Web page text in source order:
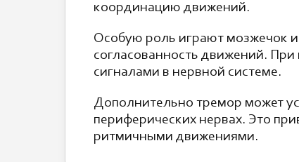
координацию движений.
Особую роль играют мозжечок и
согласованность движений.
сигналами в нервной системе.
Дополнительно тремор может
периферических нервах. Это
ритмичными движениями.